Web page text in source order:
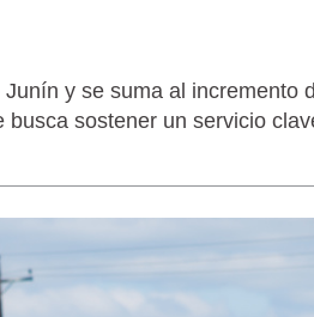
y se suma al incremento
sostener un servicio